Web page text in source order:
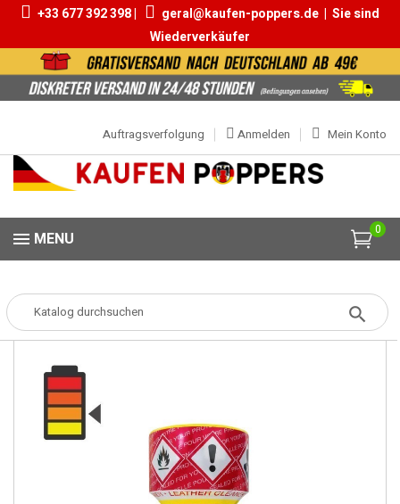
+33 677 392 398 | geral@kaufen-poppers.de | Sie sind
Wiederverkäufer
Mein Konto
Anmelden
Auftragsverfolgung
0
MENU
Popper Popper Klein Rush Original 10ml